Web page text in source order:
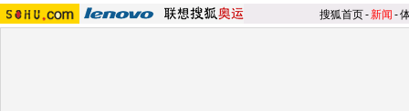
搜狐首页-新闻 -